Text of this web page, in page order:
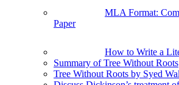
MLA Format:
Paper
How to Write a
Summary of Tree Without Roots
Tree Without Roots by Syed